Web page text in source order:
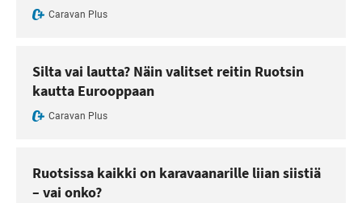
Caravan Plus
Silta vai lautta? Näin valitset reitin Ruotsin
kautta Eurooppaan
Caravan Plus
Ruotsissa kaikki on karavaanarille liian siistiä
– vai onko?